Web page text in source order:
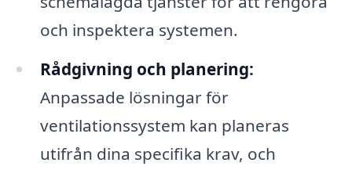
och inspektera systemen.
Rådgivning och planering:
Anpassade lösningar för
ventilationssystem kan planeras
utifrån dina specifika krav, och